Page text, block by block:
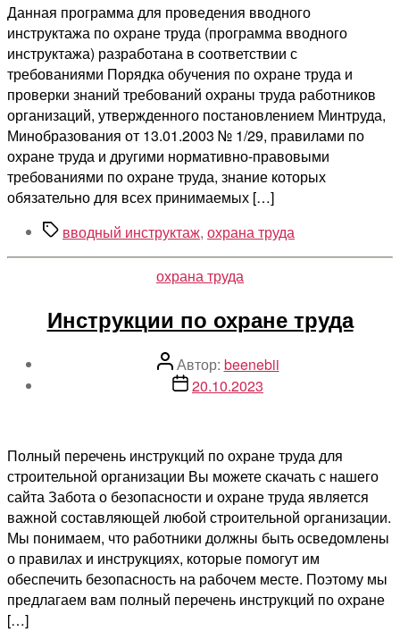
Данная программа для проведения вводного
инструктажа по охране труда (программа вводного
инструктажа) разработана в соответствии с
требованиями Порядка обучения по охране труда и
проверки знаний требований охраны труда работников
организаций, утвержденного постановлением Минтруда,
Минобразования от 13.01.2003 № 1/29, правилами по
охране труда и другими нормативно-правовыми
требованиями по охране труда, знание которых
обязательно для всех принимаемых […]
Меткивводный инструктаж, охрана труда
Рубрики
охрана труда
Инструкции по охране труда
Автор
записи
Автор: beenebii
Дата20.10.2023
Полный перечень инструкций по охране труда для
строительной организации Вы можете скачать с нашего
сайта Забота о безопасности и охране труда является
важной составляющей любой строительной организации.
Мы понимаем, что работники должны быть осведомлены
о правилах и инструкциях, которые помогут им
обеспечить безопасность на рабочем месте. Поэтому мы
предлагаем вам полный перечень инструкций по охране
[…]